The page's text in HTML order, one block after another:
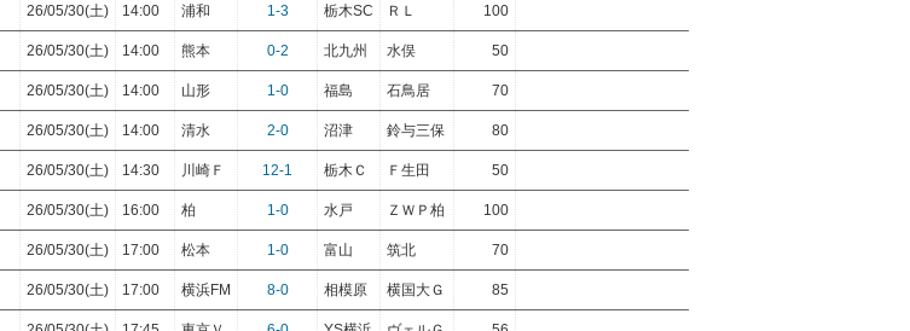
26/05/30(土) 14:00 浦和 1-3 栃木SC ＲＬ 100
26/05/30(土) 14:00 熊本 0-2 北九州 水俣 50
26/05/30(土) 14:00 山形 1-0 福島 石鳥居 70
26/05/30(土) 14:00 清水 2-0 沼津 鈴与三保 80
26/05/30(土) 14:30 川崎Ｆ 12-1 栃木Ｃ Ｆ生田 50
26/05/30(土) 16:00 柏 1-0 水戸 ＺＷＰ柏 100
26/05/30(土) 17:00 松本 1-0 富山 筑北 70
26/05/30(土) 17:00 横浜FM 8-0 相模原 横国大Ｇ 85